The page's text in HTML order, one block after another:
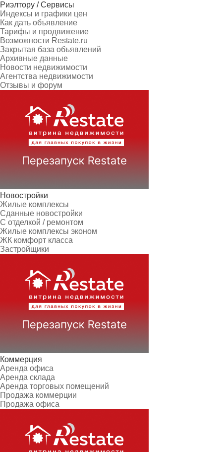
Риэлтору / Сервисы
Индексы и графики цен
Как дать объявление
Тарифы и продвижение
Возможности Restate.ru
Закрытая база объявлений
Архивные данные
Новости недвижимости
Агентства недвижимости
Отзывы и форум
Новостройки
Жилые комплексы
Сданные новостройки
С отделкой / ремонтом
Жилые комплексы эконом
ЖК комфорт класса
Застройщики
Коммерция
Аренда офиса
Аренда склада
Аренда торговых помещений
Продажа коммерции
Продажа офиса